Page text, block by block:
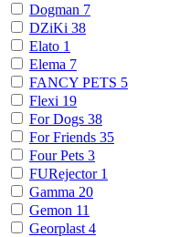
Dogman 7
DZiKi 38
Elato 1
Elema 7
FANCY PETS 5
Flexi 19
For Dogs 38
For Friends 35
Four Pets 3
FURejector 1
Gamma 20
Gemon 11
Georplast 4